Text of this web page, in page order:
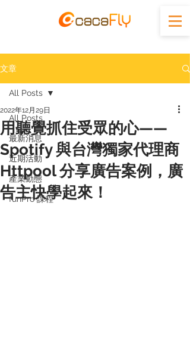
文章
All Posts
最新消息
近期活動
產業動態
funPro 課程
All Posts
用聽覺抓住受眾的心——
Spotify 與台灣獨家代理商
Httpool 分享廣告案例，廣
告主快學起來！
2022年12月29日